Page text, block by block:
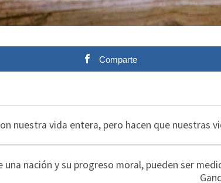
Comparte
nuestra vida entera, pero hacen que nuestras
una nación y su progreso moral, pueden ser